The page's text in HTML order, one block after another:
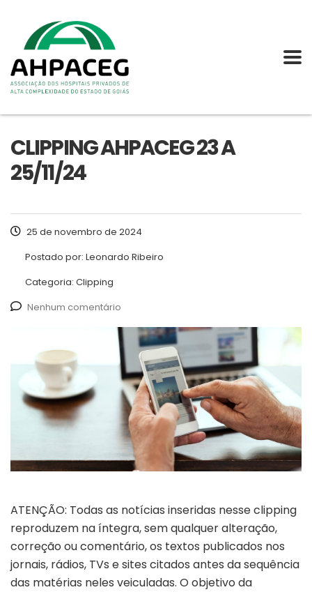
CLIPPING AHPACEG 23 A
25/11/24
25 de novembro de 2024
Postado por: Leonardo Ribeiro
Categoria: Clipping
Nenhum comentário
ATENÇÃO: Todas as notícias inseridas nesse clipping
reproduzem na íntegra, sem qualquer alteração,
correção ou comentário, os textos publicados nos
jornais, rádios, TVs e sites citados antes da sequência
das matérias neles veiculadas. O objetivo da